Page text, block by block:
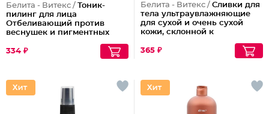
Белита - Витекс / Тоник-
пилинг для лица
Отбеливающий против
веснушек и пигментных
334 ₽
Белита - Витекс / Сливки для
тела ультраувлажняющие
для сухой и очень сухой
кожи, склонной к
Panthenol Urea
365 ₽